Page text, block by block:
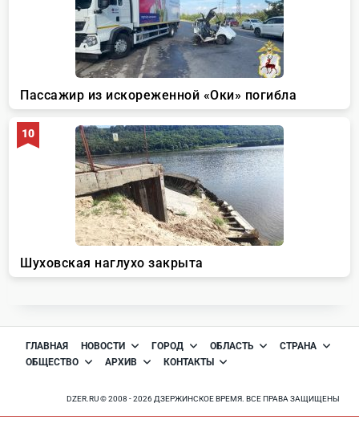
ГЛАВНАЯ НОВОСТИ ГОРОД ОБЛАСТЬ
СТРАНА
ОБЩЕСТВО
АРХИВ КОНТАКТЫ
DZER.RU © 2008 - 2026 ДЗЕРЖИНСКОЕ ВРЕМЯ. ВСЕ ПРАВА ЗАЩИЩЕНЫ